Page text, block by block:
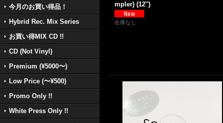
今月のお買い得品！
Hybrid Rec. Mix Series
お買い得MIX CD !!
CD (Not Vinyl)
Premium (¥5000〜)
Low Price (〜¥500)
Promo Only !!
White Press Only !!
mpler) (12'')
在庫なし